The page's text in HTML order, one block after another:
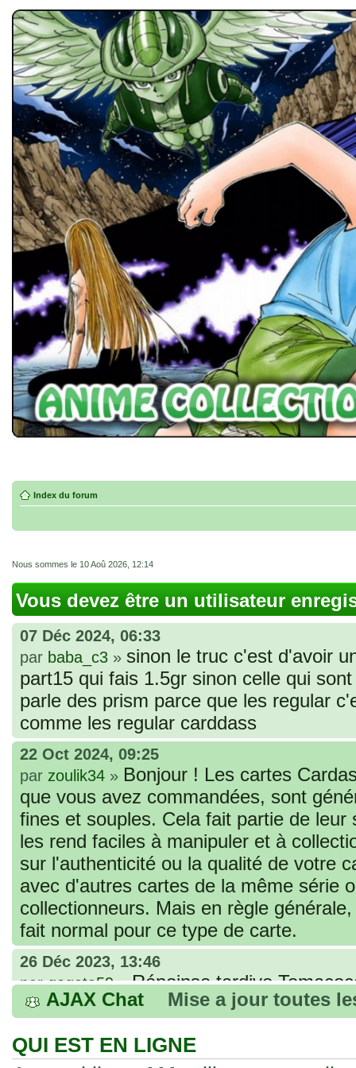
Index du forum
Nous sommes le 10 Aoû 2026, 12:14
Vous devez être un utilisateur
07 Déc 2024, 06:33
par baba_c3 » sinon le truc c'est d'avoir
part15 qui fais 1.5gr sinon celle qui
parle des prism parce que les regular
comme les regular carddass
22 Oct 2024, 09:25
par zoulik34 » Bonjour ! Les cartes
que vous avez commandées, sont
fines et souples. Cela fait partie de
les rend faciles à manipuler et à
sur l'authenticité ou la qualité de votre
avec d'autres cartes de la même série
collectionneurs. Mais en règle
fait normal pour ce type de carte.
26 Déc 2023, 13:46
pargogeta59»Répoinse tardive
acheter une réédition de cette Hondan ?
02 Juin 2023, 14:17
parTomacoco»Bonjour j'ai commandé
AJAX Chat Mise a jour toutes
QUI EST EN LIGNE